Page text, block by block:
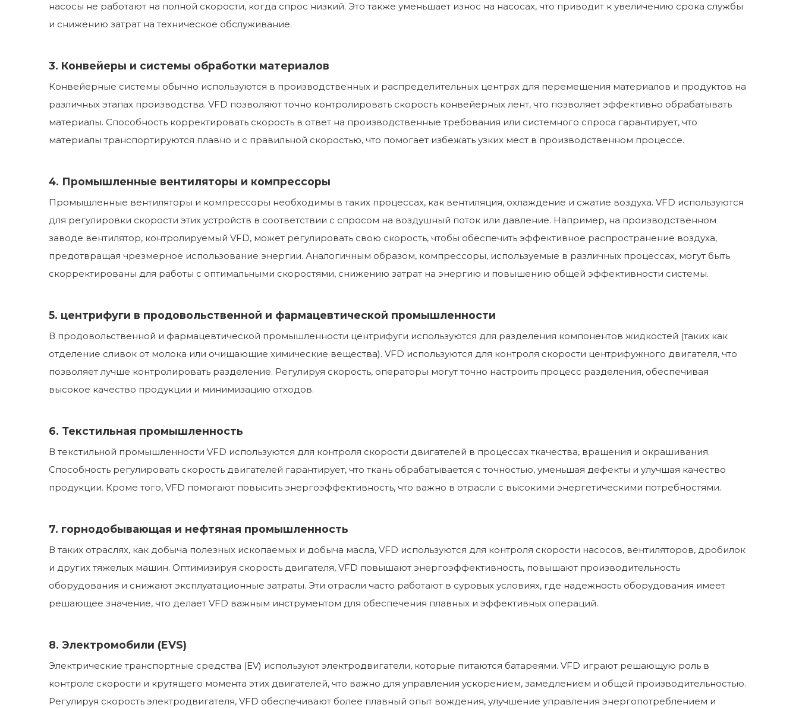
насосы не работают на полной скорости, когда спрос низкий. Это также уменьшает износ на насосах, что приводит к увеличению срока службы
и снижению затрат на техническое обслуживание.
3. Конвейеры и системы обработки материалов
Конвейерные системы обычно используются в производственных и распределительных центрах для перемещения материалов и продуктов на
различных этапах производства. VFD позволяют точно контролировать скорость конвейерных лент, что позволяет эффективно обрабатывать
материалы. Способность корректировать скорость в ответ на производственные требования или системного спроса гарантирует, что
материалы транспортируются плавно и с правильной скоростью, что помогает избежать узких мест в производственном процессе.
4. Промышленные вентиляторы и компрессоры
Промышленные вентиляторы и компрессоры необходимы в таких процессах, как вентиляция, охлаждение и сжатие воздуха. VFD используются
для регулировки скорости этих устройств в соответствии с спросом на воздушный поток или давление. Например, на производственном
заводе вентилятор, контролируемый VFD, может регулировать свою скорость, чтобы обеспечить эффективное распространение воздуха,
предотвращая чрезмерное использование энергии. Аналогичным образом, компрессоры, используемые в различных процессах, могут быть
скорректированы для работы с оптимальными скоростями, снижению затрат на энергию и повышению общей эффективности системы.
5. центрифуги в продовольственной и фармацевтической промышленности
В продовольственной и фармацевтической промышленности центрифуги используются для разделения компонентов жидкостей (таких как
отделение сливок от молока или очищающие химические вещества). VFD используются для контроля скорости центрифужного двигателя, что
позволяет лучше контролировать разделение. Регулируя скорость, операторы могут точно настроить процесс разделения, обеспечивая
высокое качество продукции и минимизацию отходов.
6. Текстильная промышленность
В текстильной промышленности VFD используются для контроля скорости двигателей в процессах ткачества, вращения и окрашивания.
Способность регулировать скорость двигателей гарантирует, что ткань обрабатывается с точностью, уменьшая дефекты и улучшая качество
продукции. Кроме того, VFD помогают повысить энергоэффективность, что важно в отрасли с высокими энергетическими потребностями.
7. горнодобывающая и нефтяная промышленность
В таких отраслях, как добыча полезных ископаемых и добыча масла, VFD используются для контроля скорости насосов, вентиляторов, дробилок
и других тяжелых машин. Оптимизируя скорость двигателя, VFD повышают энергоэффективность, повышают производительность
оборудования и снижают эксплуатационные затраты. Эти отрасли часто работают в суровых условиях, где надежность оборудования имеет
решающее значение, что делает VFD важным инструментом для обеспечения плавных и эффективных операций.
8. Электромобили (EVS)
Электрические транспортные средства (EV) используют электродвигатели, которые питаются батареями. VFD играют решающую роль в
контроле скорости и крутящего момента этих двигателей, что важно для управления ускорением, замедлением и общей производительностью.
Регулируя скорость электродвигателя, VFD обеспечивают более плавный опыт вождения, улучшение управления энергопотреблением и